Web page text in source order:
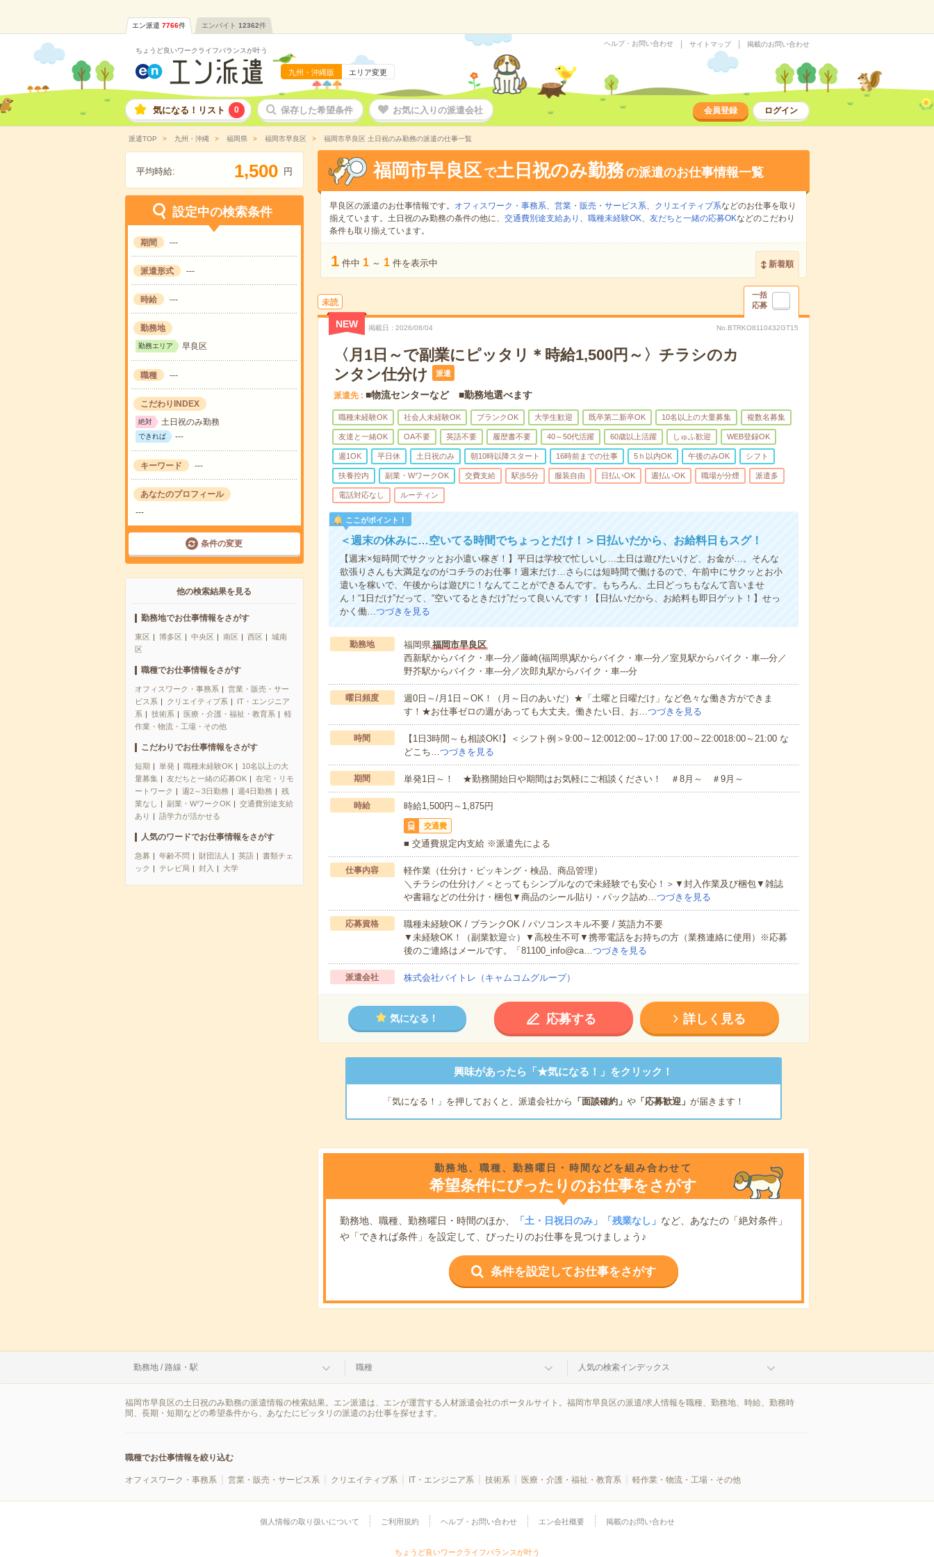
エン派遣 7766件 エンバイト 12362件
ちょうど良いワークライフバランスが叶う
九州・沖縄版 エリア変更
ヘルプ・お問い合わせ サイトマップ 掲載のお問い合わせ
気になる！リスト 0 保存した希望条件 お気に入りの派遣会社 会員登録 ログイン
派遣TOP 九州・沖縄 福岡県 福岡市早良区 福岡市早良区 土日祝のみ勤務の派遣の仕事一覧
平均時給: 1,500 円
設定中の検索条件
期間 ---
派遣形式 ---
時給 ---
勤務地
勤務エリア 早良区
職種 ---
こだわりINDEX
絶対 土日祝のみ勤務
できれば ---
キーワード ---
あなたのプロフィール
---
条件の変更
他の検索結果を見る
勤務地でお仕事情報をさがす
東区 博多区 中央区 南区 西区
城南
区
職種でお仕事情報をさがす
オフィスワーク・事務系
営業・販売・サー
ビス系
クリエイティブ系
IT・エンジニア
系
技術系 医療・介護・福祉・教育系
軽
作業・物流・工場・その他
こだわりでお仕事情報をさがす
短期 単発 職種未経験OK
10名以上の大
量募集
友だちと一緒の応募OK
在宅・リモ
ートワーク
週2～3日勤務 週4日勤務
残
業なし
副業・WワークOK
交通費別途支給
あり
語学力が活かせる
人気のワードでお仕事情報をさがす
急募 年齢不問 財団法人 英語
書類チェ
ック
テレビ局 封入 大学
福岡市早良区 で土日祝のみ勤務の派遣のお仕事情報一覧
早良区の派遣のお仕事情報です。 オフィスワーク・事務系、 営業・販売・サービス系、 クリエイティブ系などのお仕事を取り
揃えています。土日祝のみ勤務の条件の他に、 交通費別途支給あり 、 職種未経験OK、 友だちと一緒の応募OKなどのこだわり
条件も取り揃えています。
1 件中 1 ～ 1 件を表示中 新着順
未読
一括
応募
NEW 掲載日 2026/08/04 No.BTRKO8110432GT15
〈月1日～で副業にピッタリ＊時給1,500円～〉チラシのカ
ンタン仕分け
派遣
派遣先 ■物流センターなど ■勤務地選べます
職種未経験OK 社会人未経験OK ブランクOK 大学生歓迎 既卒第二新卒OK 10名以上の大量募集 複数名募集
友達と一緒OK OA不要 英語不要 履歴書不要 40～50代活躍 60歳以上活躍 しゅふ歓迎 WEB登録OK
週1OK 平日休 土日祝のみ 朝10時以降スタート 16時前までの仕事 5ｈ以内OK 午後のみOK シフト
扶養控内 副業・WワークOK 交費支給 駅歩5分 服装自由 日払いOK 週払いOK 職場が分煙 派遣多
電話対応なし ルーティン
ここがポイント！
＜週末の休みに…空いてる時間でちょっとだけ！＞日払いだから、お給料日もスグ！
【週末×短時間でサクッとお小遣い稼ぎ！】平日は学校で忙しいし…土日は遊びたいけど、お金が…。そんな
欲張りさんも大満足なのがコチラのお仕事！週末だけ…さらには短時間で働けるので、午前中にサクッとお小
遣いを稼いで、午後からは遊びに！なんてことができるんです。もちろん、土日どっちもなんて言いませ
ん！“1日だけ”だって、“空いてるときだけ”だって良いんです！【日払いだから、お給料も即日ゲット！】せっ
かく働…つづきを見る
勤務地 福岡県福岡市早良区
西新駅からバイク・車---分／藤崎(福岡県)駅からバイク・車---分／室見駅からバイク・車---分／
野芥駅からバイク・車---分／次郎丸駅からバイク・車---分
曜日頻度
週0日～/月1日～OK！（月～日のあいだ）★「土曜と日曜だけ」など色々な働き方ができま
す！★お仕事ゼロの週があっても大丈夫。働きたい日、お…つづきを見る
時間
【1日3時間～も相談OK!】＜シフト例＞9:00～12:0012:00～17:00 17:00～22:0018:00～21:00 な
どこち…つづきを見る
期間 単発1日～！ ★勤務開始日や期間はお気軽にご相談ください！ ＃8月～ ＃9月～
時給 時給1,500円～1,875円
交通費
■ 交通費規定内支給 ※派遣先による
仕事内容
軽作業（仕分け・ピッキング・検品、商品管理）
＼チラシの仕分け／＜とってもシンプルなので未経験でも安心！＞▼封入作業及び梱包▼雑誌
や書籍などの仕分け・梱包▼商品のシール貼り・パック詰め…つづきを見る
応募資格
職種未経験OK / ブランクOK / パソコンスキル不要 / 英語力不要
▼未経験OK！（副業歓迎☆）▼高校生不可▼携帯電話をお持ちの方（業務連絡に使用）※応募
後のご連絡はメールです。「81100_info@ca…つづきを見る
派遣会社 株式会社バイトレ（キャムコムグループ）
気になる！ 応募する 詳しく見る
興味があったら「★気になる！」をクリック！
「気になる！」を押しておくと、派遣会社から 「面談確約」 や「応募歓迎」 が届きます！
勤務地、職種、勤務曜日・時間などを組み合わせて
希望条件にぴったりのお仕事をさがす
勤務地、職種、勤務曜日・時間のほか、 「土・日祝日のみ」「残業なし」 など、あなたの「絶対条件」
や「できれば条件」を設定して、ぴったりのお仕事を見つけましょう♪
条件を設定してお仕事をさがす
勤務地 / 路線・駅 職種 人気の検索インデックス
福岡市早良区の土日祝のみ勤務の派遣情報の検索結果。エン派遣は、エンが運営する人材派遣会社のポータルサイト。福岡市早良区の派遣/求人情報を職種、勤務地、時給、勤務時
間、長期・短期などの希望条件から、あなたにピッタリの派遣のお仕事を探せます。
職種でお仕事情報を絞り込む
オフィスワーク・事務系 営業・販売・サービス系 クリエイティブ系 IT・エンジニア系 技術系 医療・介護・福祉・教育系 軽作業・物流・工場・その他
個人情報の取り扱いについて ご利用規約 ヘルプ・お問い合わせ エン会社概要 掲載のお問い合わせ
ちょうど良いワークライフバランスが叶う